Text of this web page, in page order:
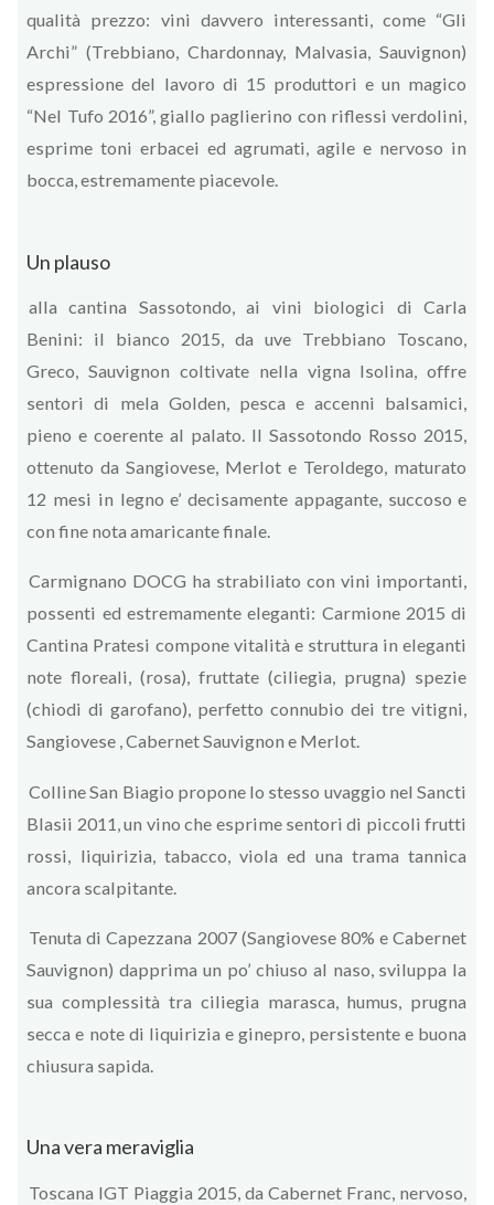
qualità prezzo: vini davvero interessanti, come “Gli
Archi” (Trebbiano, Chardonnay, Malvasia, Sauvignon)
espressione del lavoro di 15 produttori e un magico
“Nel Tufo 2016”, giallo paglierino con riflessi verdolini,
esprime toni erbacei ed agrumati, agile e nervoso in
bocca, estremamente piacevole.
Un plauso
alla cantina Sassotondo, ai vini biologici di Carla
Benini: il bianco 2015, da uve Trebbiano Toscano,
Greco, Sauvignon coltivate nella vigna Isolina, offre
sentori di mela Golden, pesca e accenni balsamici,
pieno e coerente al palato. Il Sassotondo Rosso 2015,
ottenuto da Sangiovese, Merlot e Teroldego, maturato
12 mesi in legno e’ decisamente appagante, succoso e
con fine nota amaricante finale.
Carmignano DOCG ha strabiliato con vini importanti,
possenti ed estremamente eleganti: Carmione 2015 di
Cantina Pratesi compone vitalità e struttura in eleganti
note floreali, (rosa), fruttate (ciliegia, prugna) spezie
(chiodi di garofano), perfetto connubio dei tre vitigni,
Sangiovese , Cabernet Sauvignon e Merlot.
Colline San Biagio propone lo stesso uvaggio nel Sancti
Blasii 2011, un vino che esprime sentori di piccoli frutti
rossi, liquirizia, tabacco, viola ed una trama tannica
ancora scalpitante.
Tenuta di Capezzana 2007 (Sangiovese 80% e Cabernet
Sauvignon) dapprima un po’ chiuso al naso, sviluppa la
sua complessità tra ciliegia marasca, humus, prugna
secca e note di liquirizia e ginepro, persistente e buona
chiusura sapida.
Una vera meraviglia
Toscana IGT Piaggia 2015, da Cabernet Franc, nervoso,